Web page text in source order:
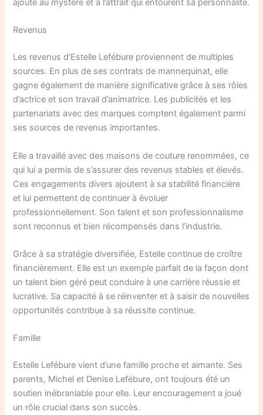
ajoute au mystère et à l’attrait qui entourent sa personnalité.
Revenus
Les revenus d’Estelle Lefébure proviennent de multiples
sources. En plus de ses contrats de mannequinat, elle
gagne également de manière significative grâce à ses rôles
d’actrice et son travail d’animatrice. Les publicités et les
partenariats avec des marques comptent également parmi
ses sources de revenus importantes.
Elle a travaillé avec des maisons de couture renommées, ce
qui lui a permis de s’assurer des revenus stables et élevés.
Ces engagements divers ajoutent à sa stabilité financière
et lui permettent de continuer à évoluer
professionnellement. Son talent et son professionnalisme
sont reconnus et bien récompensés dans l’industrie.
Grâce à sa stratégie diversifiée, Estelle continue de croître
financièrement. Elle est un exemple parfait de la façon dont
un talent bien géré peut conduire à une carrière réussie et
lucrative. Sa capacité à se réinventer et à saisir de nouvelles
opportunités contribue à sa réussite continue.
Famille
Estelle Lefébure vient d’une famille proche et aimante. Ses
parents, Michel et Denise Lefébure, ont toujours été un
soutien inébranlable pour elle. Leur encouragement a joué
un rôle crucial dans son succès.